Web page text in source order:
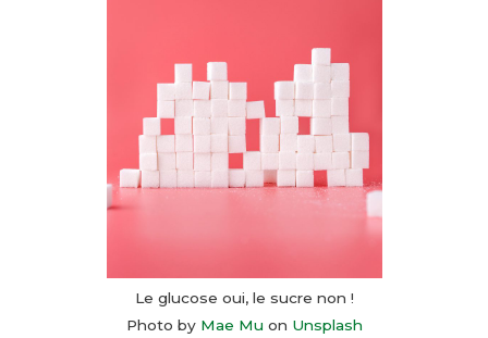
Le glucose oui, le sucre non !
Photo by Mae Mu on Unsplash